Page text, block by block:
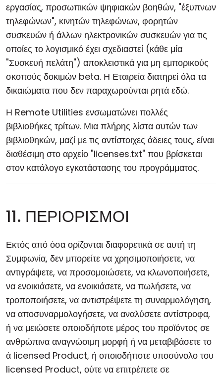
εργασίας, προσωπικών ψηφιακών βοηθών, "έξυπνων
τηλεφώνων", κινητών τηλεφώνων, φορητών
συσκευών ή άλλων ηλεκτρονικών συσκευών για τις
οποίες το λογισμικό έχει σχεδιαστεί (κάθε μία
"Συσκευή πελάτη") αποκλειστικά για μη εμπορικούς
σκοπούς δοκιμών beta. Η Εταιρεία διατηρεί όλα τα
δικαιώματα που δεν παραχωρούνται ρητά εδώ.
Η Remote Utilities ενσωματώνει πολλές
βιβλιοθήκες τρίτων. Μια πλήρης λίστα αυτών των
βιβλιοθηκών, μαζί με τις αντίστοιχες άδειες τους, είναι
διαθέσιμη στο αρχείο "licenses.txt" που βρίσκεται
στον κατάλογο εγκατάστασης του προγράμματος.
11. ΠΕΡΙΟΡΙΣΜΟΙ
Εκτός από όσα ορίζονται διαφορετικά σε αυτή τη
Συμφωνία, δεν μπορείτε να χρησιμοποιήσετε, να
αντιγράψετε, να προσομοιώσετε, να κλωνοποιήσετε,
να ενοικιάσετε, να ενοικιάσετε, να πωλήσετε, να
τροποποιήσετε, να αντιστρέψετε τη συναρμολόγηση,
να αποσυναρμολογήσετε, να αναλύσετε αντίστροφα,
ή να μειώσετε οποιοδήποτε μέρος του προϊόντος σε
ανθρώπινα αναγνώσιμη μορφή ή να μεταβιβάσετε το
ά licensed Product, ή οποιοδήποτε υποσύνολο του
licensed Product, ούτε να επιτρέπετε σε